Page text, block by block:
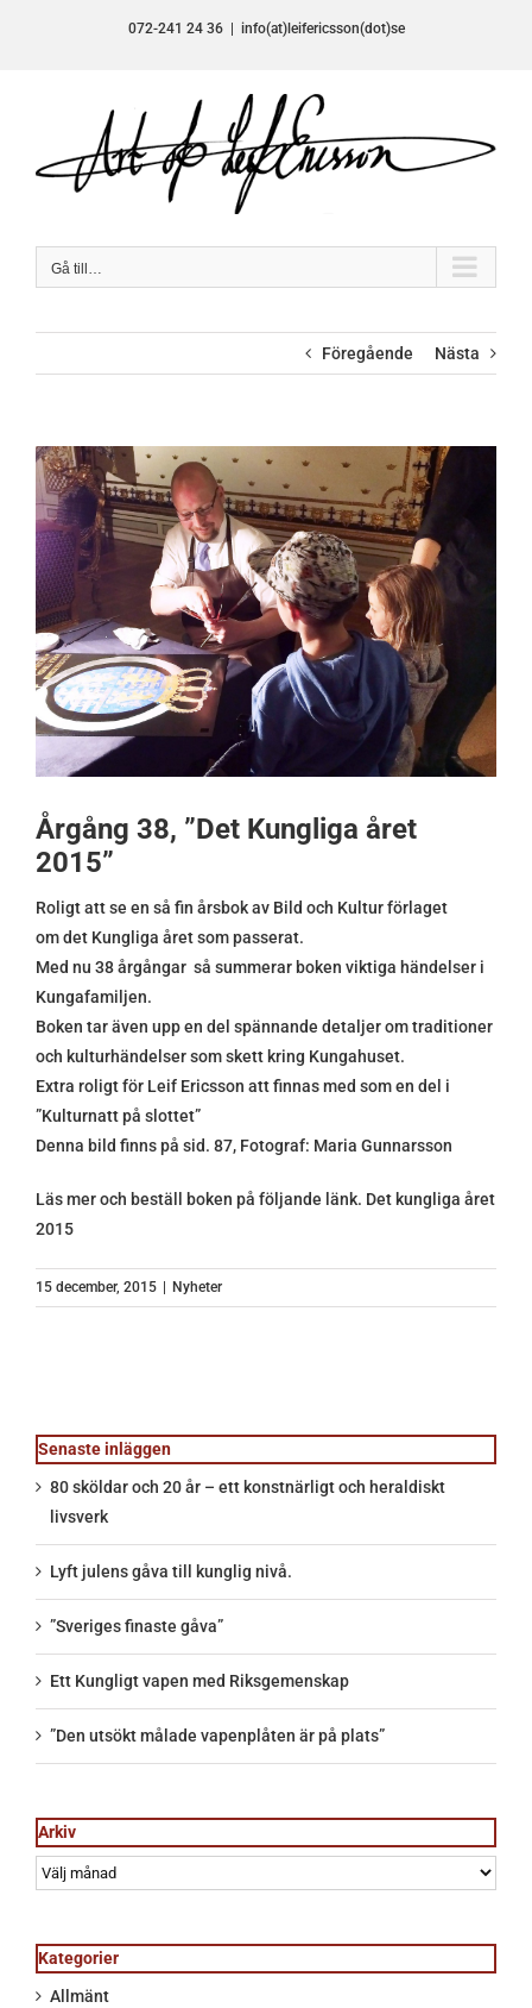
072-241 24 36 info(at)leifericsson(dot)se
Gå till…
Föregående Nästa
Visa
större
bild
Årgång 38, ”Det Kungliga året
2015”
Roligt att se en så fin årsbok av Bild och Kultur förlaget
om det Kungliga året som passerat.
Med nu 38 årgångar så summerar boken viktiga händelser i
Kungafamiljen.
Boken tar även upp en del spännande detaljer om traditioner
och kulturhändelser som skett kring Kungahuset.
Extra roligt för Leif Ericsson att finnas med som en del i
”Kulturnatt på slottet”
Denna bild finns på sid. 87, Fotograf: Maria Gunnarsson
Läs mer och beställ boken på följande länk. Det kungliga året
2015
15 december, 2015 Nyheter
Senaste inläggen
80 sköldar och 20 år – ett konstnärligt och heraldiskt
livsverk
Lyft julens gåva till kunglig nivå.
”Sveriges finaste gåva”
Ett Kungligt vapen med Riksgemenskap
”Den utsökt målade vapenplåten är på plats”
Arkiv
Arkiv
Kategorier
Allmänt